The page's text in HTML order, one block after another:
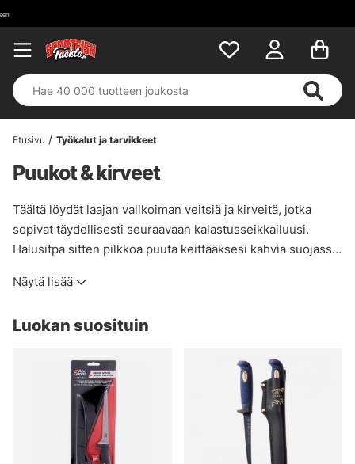
Etusivu Työkalut ja tarvikkeet
Puukot & kirveet
Täältä löydät laajan valikoiman veitsiä ja kirveitä, jotka
sopivat täydellisesti seuraavaan kalastusseikkailuusi.
Halusitpa sitten pilkkoa puuta keittääksesi kahvia suojassa
Näytä lisää
Luokan suosituin